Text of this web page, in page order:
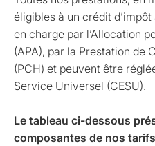
éligibles à un crédit
en charge par l’Allocation
(APA), par la Prestation de
(PCH) et peuvent être
Service Universel (CESU).
Le tableau ci-dessous
composantes de nos